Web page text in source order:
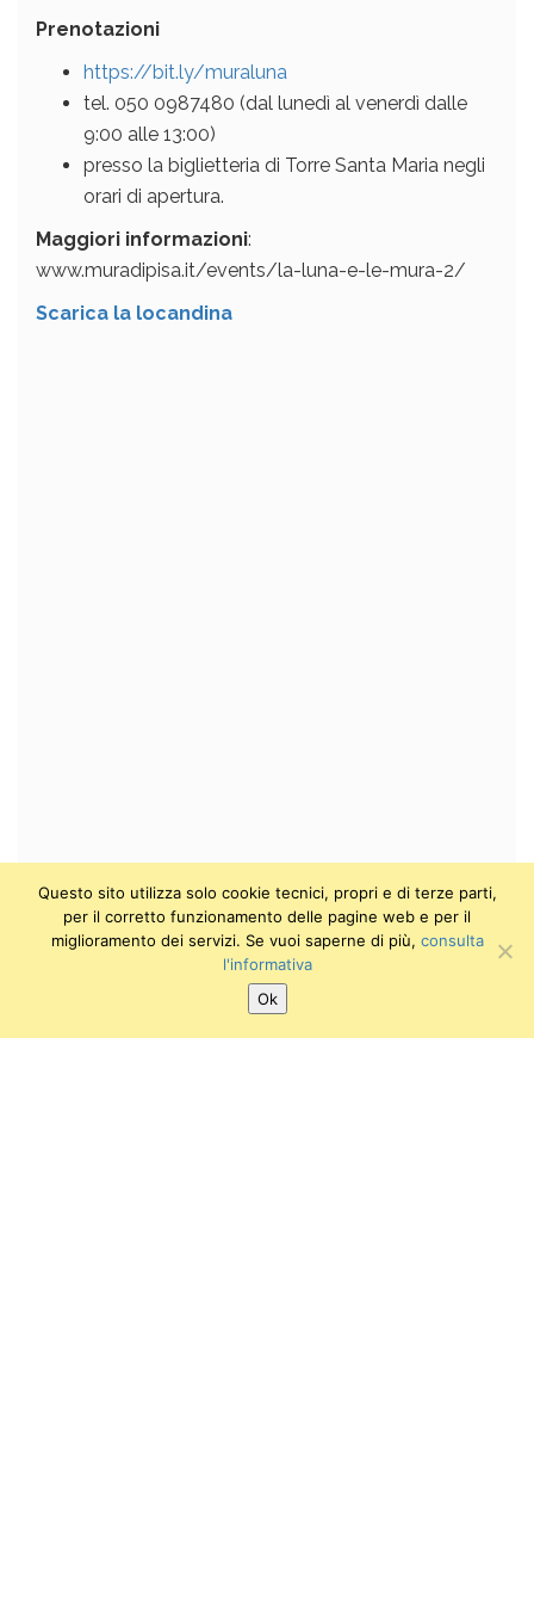
Prenotazioni
https://bit.ly/muraluna
tel. 050 0987480 (dal lunedì al venerdì dalle
9:00 alle 13:00)
presso la biglietteria di Torre Santa Maria negli
orari di apertura.
Maggiori informazioni:
www.muradipisa.it/events/la-luna-e-le-mura-2/
Scarica la locandina
Questo sito utilizza solo cookie tecnici, propri e di terze parti,
per il corretto funzionamento delle pagine web e per il
miglioramento dei servizi. Se vuoi saperne di più, consulta
l'informativa
Ok